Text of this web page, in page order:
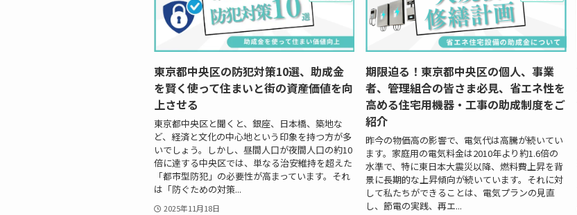
東京都中央区の防犯対策10選、助成金
を賢く使って住まいと街の資産価値を向
上させる
東京都中央区と聞くと、銀座、日本橋、築地な
ど、経済と文化の中心地という印象を持つ方が多
いでしょう。しかし、昼間人口が夜間人口の約10
倍に達する中央区では、単なる治安維持を超えた
「都市型防犯」の必要性が高まっています。それ
は「防ぐための対策...
2025年11月18日
期限迫る！東京都中央区の個人、事業
者、管理組合の皆さま必見、省エネ性を
高める住宅用機器・工事の助成制度をご
紹介
昨今の物価高の影響で、電気代は高騰が続いてい
ます。家庭用の電気料金は2010年より約1.6倍の
水準で、特に東日本大震災以降、燃料費上昇を背
景に長期的な上昇傾向が続いています。それに対
して私たちができることは、電気プランの見直
し、節電の実践、再エ...